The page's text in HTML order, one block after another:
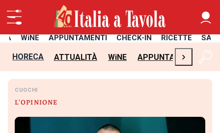
WiNE APPUNTAMENTI CHECK-IN RICETTE
HORECA ATTUALITÀ WiNE APPUNTAMENTI
›
CUOCHI
L'OPINIONE